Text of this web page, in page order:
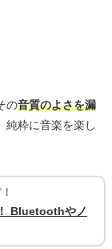
の音質のよさを漏
純粋に音楽を楽し
Bluetoothやノ